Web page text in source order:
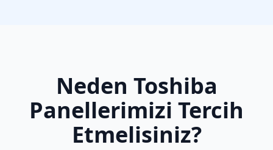
Neden Toshiba
Panellerimizi Tercih
Etmelisiniz?